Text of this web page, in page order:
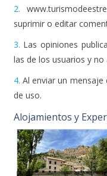
2.
suprimir o editar
3. Las opiniones
las de los usuarios y
4. Al enviar un
de uso.
Alojamientos y